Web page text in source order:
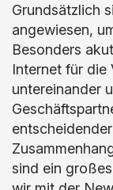
Grundsätzlich
angewiesen,
Besonders
Internet für die
untereinander
sind ein